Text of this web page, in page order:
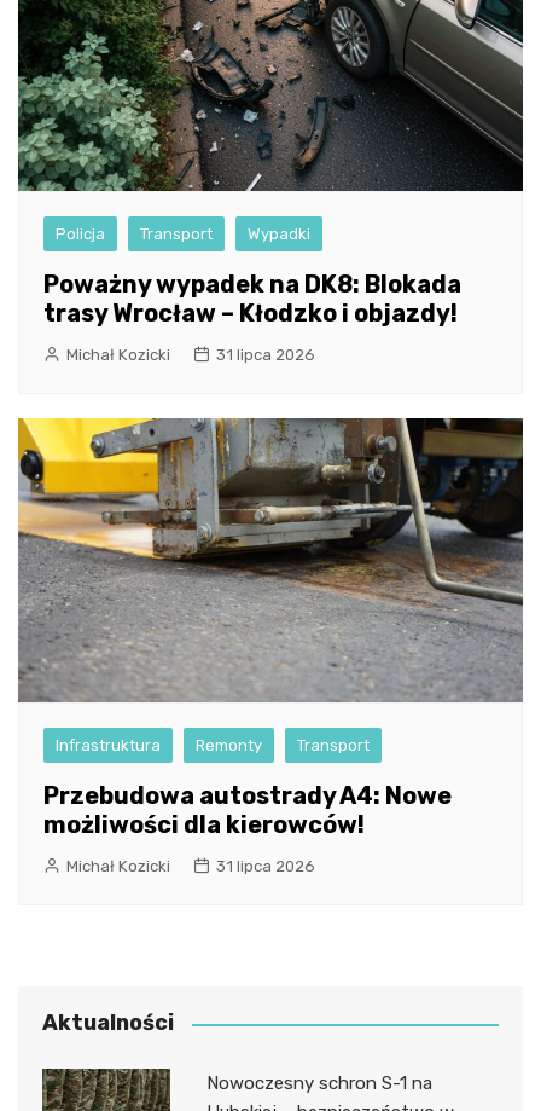
Policja Transport Wypadki
Poważny wypadek na DK8: Blokada
trasy Wrocław – Kłodzko i objazdy!
Michał Kozicki 31 lipca 2026
Infrastruktura Remonty Transport
Przebudowa autostrady A4: Nowe
możliwości dla kierowców!
Michał Kozicki 31 lipca 2026
Aktualności
Nowoczesny schron S-1 na